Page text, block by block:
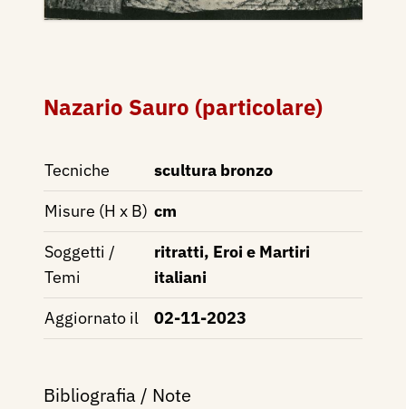
Nazario Sauro (particolare)
Tecniche
scultura bronzo
Misure (H x B) cm
Soggetti /
Temi
ritratti, Eroi e Martiri
italiani
Aggiornato il
02-11-2023
Bibliografia / Note